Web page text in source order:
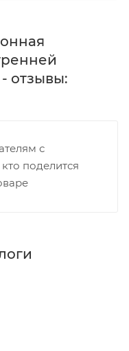
- отзывы:
с
поделится